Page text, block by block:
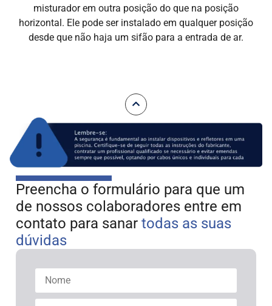
misturador em outra posição do que na posição
horizontal. Ele pode ser instalado em qualquer posição
desde que não haja um sifão para a entrada de ar.
Preencha o formulário para que um
de nossos colaboradores entre em
contato para sanar todas as suas
dúvidas